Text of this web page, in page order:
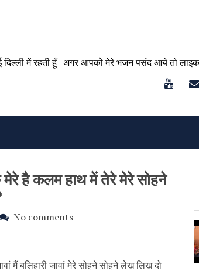
नई दिल्ली में रहती हूँ | अगर आपको मेरे भजन पसंद आये तो
है कलम हाथ में तेरे मेरे सोहने
No comments
मैं बलिहारी जावां मेरे सोहने सोहने लेख लिख दो